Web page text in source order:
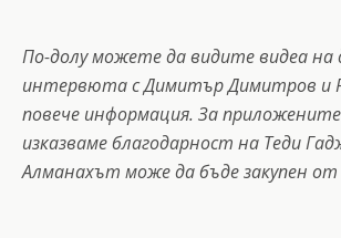
По-долу можете да видите видеа на
интервюта с Димитър Димитров и
повече информация. За
изказваме благодарност на Теди
Алманахът може да бъде закупен от